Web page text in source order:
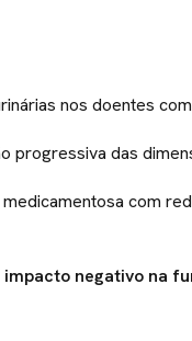
nos doentes com
progressiva das
com
negativo na